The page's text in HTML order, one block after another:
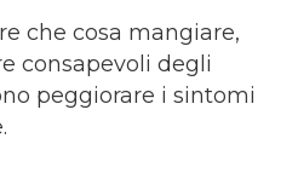
che cosa mangiare,
consapevoli degli
peggiorare i sintomi